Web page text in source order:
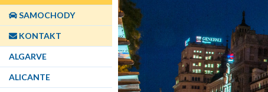
SAMOCHODY
KONTAKT
ALGARVE
ALICANTE